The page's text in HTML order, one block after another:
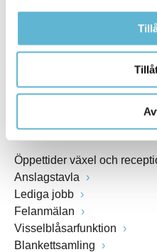
www.bromolla.se
Växel: 0456-82 20 00
Öppettider växel och
Anslagstavla
Lediga jobb
Felanmälan
Visselblåsarfunktion
Blankettsamling